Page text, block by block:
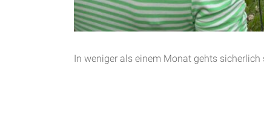
In weniger als einem Monat gehts sicherlich